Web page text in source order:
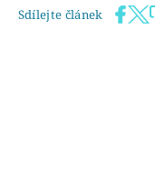
Sdílejte článek